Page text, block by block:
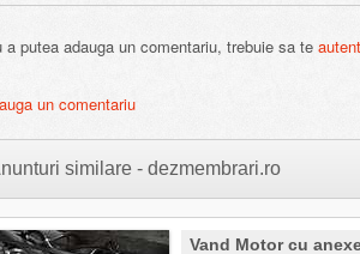
a putea adauga un comentariu, trebuie sa te
un comentariu
similare - dezmembrari.ro
Vand Motor cu